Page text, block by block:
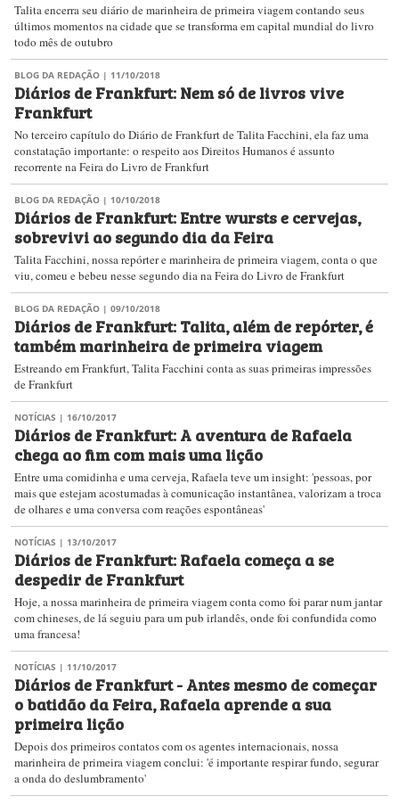
Talita encerra seu diário de marinheira de primeira viagem contando seus
últimos momentos na cidade que se transforma em capital mundial do livro
todo mês de outubro
BLOG DA REDAÇÃO | 11/10/2018
Diários de Frankfurt: Nem só de livros vive
Frankfurt
No terceiro capítulo do Diário de Frankfurt de Talita Facchini, ela faz uma
constatação importante: o respeito aos Direitos Humanos é assunto
recorrente na Feira do Livro de Frankfurt
BLOG DA REDAÇÃO | 10/10/2018
Diários de Frankfurt: Entre wursts e cervejas,
sobrevivi ao segundo dia da Feira
Talita Facchini, nossa repórter e marinheira de primeira viagem, conta o que
viu, comeu e bebeu nesse segundo dia na Feira do Livro de Frankfurt
BLOG DA REDAÇÃO | 09/10/2018
Diários de Frankfurt: Talita, além de repórter, é
também marinheira de primeira viagem
Estreando em Frankfurt, Talita Facchini conta as suas primeiras impressões
de Frankfurt
NOTÍCIAS | 16/10/2017
Diários de Frankfurt: A aventura de Rafaela
chega ao fim com mais uma lição
Entre uma comidinha e uma cerveja, Rafaela teve um insight: 'pessoas, por
mais que estejam acostumadas à comunicação instantânea, valorizam a troca
de olhares e uma conversa com reações espontâneas'
NOTÍCIAS | 13/10/2017
Diários de Frankfurt: Rafaela começa a se
despedir de Frankfurt
Hoje, a nossa marinheira de primeira viagem conta como foi parar num jantar
com chineses, de lá seguiu para um pub irlandês, onde foi confundida como
uma francesa!
NOTÍCIAS | 11/10/2017
Diários de Frankfurt - Antes mesmo de começar
o batidão da Feira, Rafaela aprende a sua
primeira lição
Depois dos primeiros contatos com os agentes internacionais, nossa
marinheira de primeira viagem conclui: 'é importante respirar fundo, segurar
a onda do deslumbramento'